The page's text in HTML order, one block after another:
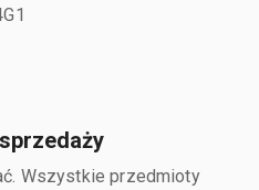
Wszystkie przedmioty